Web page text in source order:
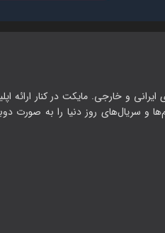
ایرانی و خارجی. مایکت در کنار
و سریال‌های روز دنیا را به صورت